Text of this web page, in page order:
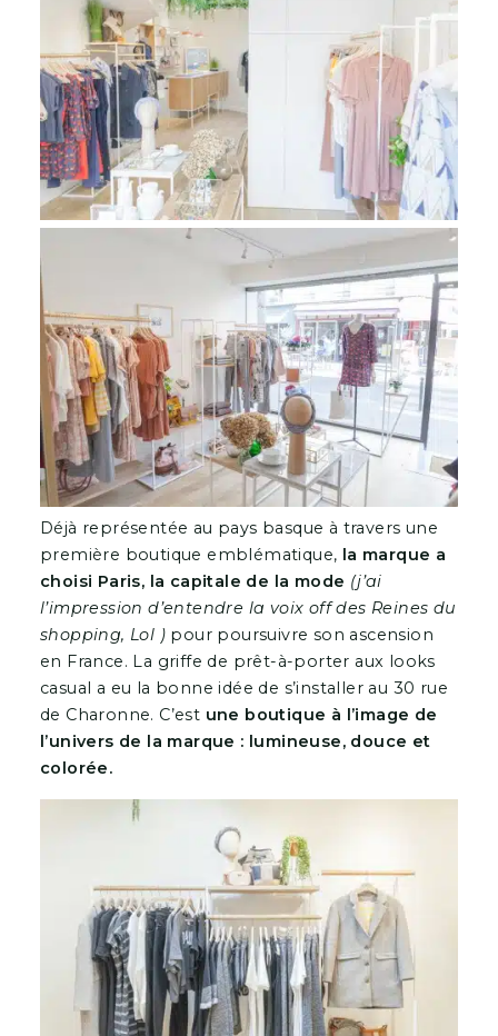
Déjà représentée au pays basque à travers une
première boutique emblématique, la marque a
choisi Paris, la capitale de la mode (j’ai
l’impression d’entendre la voix off des Reines du
shopping, Lol )pour poursuivre son ascension
en France. La griffe de prêt-à-porter aux looks
casual a eu la bonne idée de s’installer au 30 rue
de Charonne. C’est une boutique à l’image de
l’univers de la marque : lumineuse, douce et
colorée.